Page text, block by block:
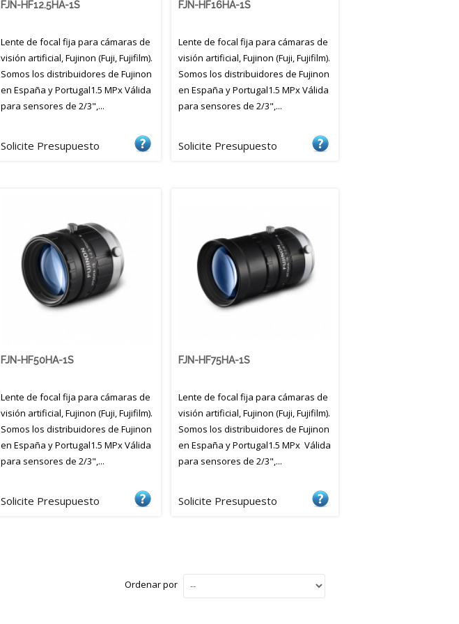
FJN-HF12.5HA-1S
Lente de focal fija para cámaras de
visión artificial, Fujinon (Fuji, Fujifilm).
Somos los distribuidores de Fujinon
en España y Portugal1.5 MPx Válida
para sensores de 2/3",...
Solicite Presupuesto
FJN-HF16HA-1S
Lente de focal fija para cámaras de
visión artificial, Fujinon (Fuji, Fujifilm).
Somos los distribuidores de Fujinon
en España y Portugal1.5 MPx Válida
para sensores de 2/3",...
Solicite Presupuesto
FJN-HF50HA-1S
Lente de focal fija para cámaras de
visión artificial, Fujinon (Fuji, Fujifilm).
Somos los distribuidores de Fujinon
en España y Portugal1.5 MPx Válida
para sensores de 2/3",...
Solicite Presupuesto
FJN-HF75HA-1S
Lente de focal fija para cámaras de
visión artificial, Fujinon (Fuji, Fujifilm).
Somos los distribuidores de Fujinon
en España y Portugal1.5 MPx Válida
para sensores de 2/3",...
Solicite Presupuesto
Ordenar por